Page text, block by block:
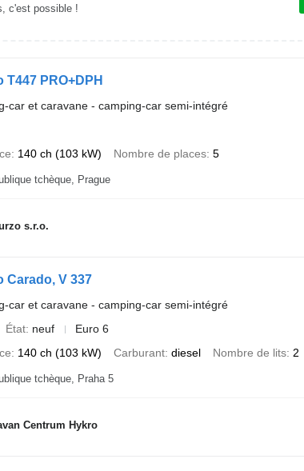
c'est possible !
T447 PRO+DPH
car et caravane - camping-car semi-intégré
140 ch (103 kW) Nombre de places 5
tchèque, Prague
s.r.o.
Carado, V 337
car et caravane - camping-car semi-intégré
État neuf
Euro 6
140 ch (103 kW) Carburant diesel Nombre de lits 2
tchèque, Praha 5
Centrum Hykro